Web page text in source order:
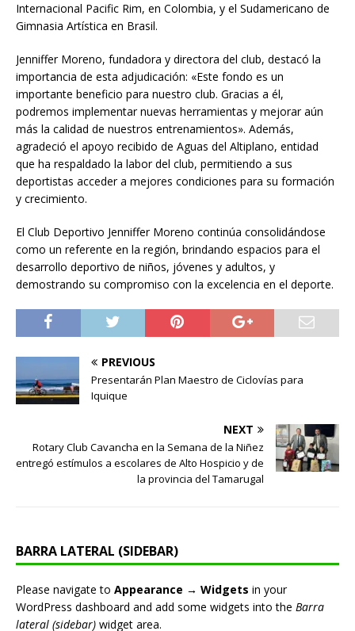
Internacional Pacific Rim, en Colombia, y el Sudamericano de
Gimnasia Artística en Brasil.
Jenniffer Moreno, fundadora y directora del club, destacó la
importancia de esta adjudicación: «Este fondo es un
importante beneficio para nuestro club. Gracias a él,
podremos implementar nuevas herramientas y mejorar aún
más la calidad de nuestros entrenamientos». Además,
agradeció el apoyo recibido de Aguas del Altiplano, entidad
que ha respaldado la labor del club, permitiendo a sus
deportistas acceder a mejores condiciones para su formación
y crecimiento.
El Club Deportivo Jenniffer Moreno continúa consolidándose
como un referente en la región, brindando espacios para el
desarrollo deportivo de niños, jóvenes y adultos, y
demostrando su compromiso con la excelencia en el deporte.
PREVIOUS
Presentarán Plan Maestro de Ciclovías para
Iquique
NEXT
Rotary Club Cavancha en la Semana de la Niñez
entregó estímulos a escolares de Alto Hospicio y de
la provincia del Tamarugal
BARRA LATERAL (SIDEBAR)
Please navigate to Appearance → Widgets in your
WordPress dashboard and add some widgets into the Barra
lateral (sidebar) widget area.